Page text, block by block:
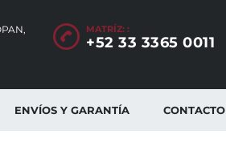
MATRÍZ: :
+52 33 3365 0011
ENVÍOS Y GARANTÍA CONTACTO